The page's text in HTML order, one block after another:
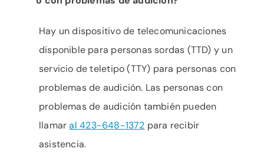
Hay un dispositivo de telecomunicaciones
disponible para personas sordas (TTD) y un
servicio de teletipo (TTY) para personas con
problemas de audición. Las personas con
problemas de audición también pueden
llamaral 423-648-1372 para recibir
asistencia.